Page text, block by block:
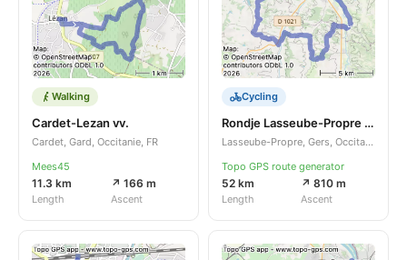
Walking
Cardet-Lezan vv.
Cardet, Gard, Occitanie, FR
Mees45
11.3 km
Length
↗ 166 m
Ascent
Cycling
Rondje Lasseube-Propre - Auch
Lasseube-Propre, Gers, Occitanie, FR
Topo GPS route generator
52 km
Length
↗ 810 m
Ascent